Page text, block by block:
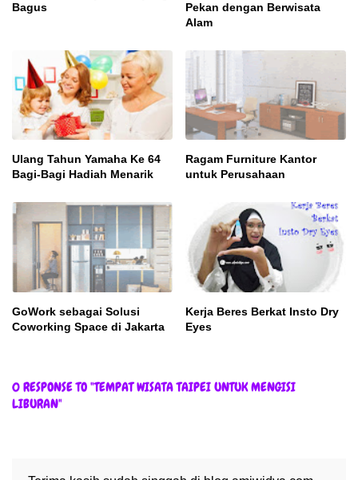
Bagus
Pekan dengan Berwisata
Alam
Ulang Tahun Yamaha Ke 64
Bagi-Bagi Hadiah Menarik
Ragam Furniture Kantor
untuk Perusahaan
GoWork sebagai Solusi
Coworking Space di Jakarta
Kerja Beres Berkat Insto Dry
Eyes
0 RESPONSE TO "TEMPAT WISATA TAIPEI UNTUK MENGISI
LIBURAN"